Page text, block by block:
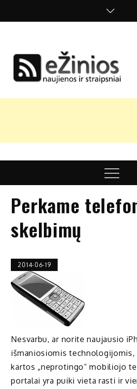
Menu
Perkame
skelbimų
2014-06-19
Nesvarbu, ar norite naujausio
išmaniosiomis technologijomis,
kartos „neprotingo“ mobiliojo
portalai yra puiki vieta rasti ir